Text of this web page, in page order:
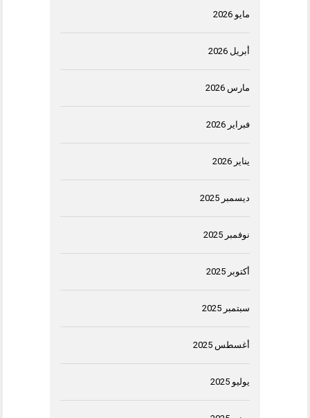
مايو 2026
أبريل 2026
مارس 2026
فبراير 2026
يناير 2026
ديسمبر 2025
نوفمبر 2025
أكتوبر 2025
سبتمبر 2025
أغسطس 2025
يوليو 2025